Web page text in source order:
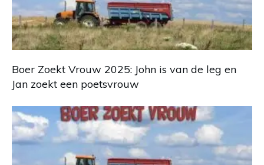
Boer Zoekt Vrouw 2025: John is van de leg en
Jan zoekt een poetsvrouw